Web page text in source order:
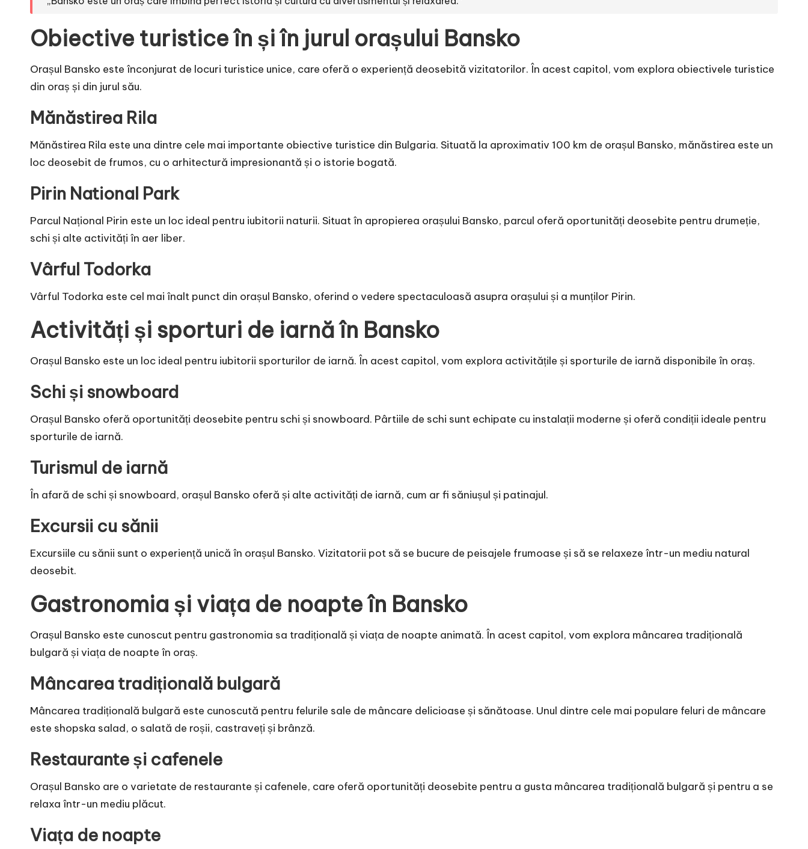
Obiective turistice în și în jurul orașului Bansko
Orașul Bansko este înconjurat de locuri turistice unice, care oferă o experiență deosebită vizitatorilor. În acest capitol, vom explora obiectivele turistice
din oraș și din jurul său.
Mănăstirea Rila
Mănăstirea Rila este una dintre cele mai importante obiective turistice din Bulgaria. Situată la aproximativ 100 km de orașul Bansko, mănăstirea este un
loc deosebit de frumos, cu o arhitectură impresionantă și o istorie bogată.
Pirin National Park
Parcul Național Pirin este un loc ideal pentru iubitorii naturii. Situat în apropierea orașului Bansko, parcul oferă oportunități deosebite pentru drumeție,
schi și alte activități în aer liber.
Vârful Todorka
Vârful Todorka este cel mai înalt punct din orașul Bansko, oferind o vedere spectaculoasă asupra orașului și a munților Pirin.
Activități și sporturi de iarnă în Bansko
Orașul Bansko este un loc ideal pentru iubitorii sporturilor de iarnă. În acest capitol, vom explora activitățile și sporturile de iarnă disponibile în oraș.
Schi și snowboard
Orașul Bansko oferă oportunități deosebite pentru schi și snowboard. Pârtiile de schi sunt echipate cu instalații moderne și oferă condiții ideale pentru
sporturile de iarnă.
Turismul de iarnă
În afară de schi și snowboard, orașul Bansko oferă și alte activități de iarnă, cum ar fi săniușul și patinajul.
Excursii cu sănii
Excursiile cu sănii sunt o experiență unică în orașul Bansko. Vizitatorii pot să se bucure de peisajele frumoase și să se relaxeze într-un mediu natural
deosebit.
Gastronomia și viața de noapte în Bansko
Orașul Bansko este cunoscut pentru gastronomia sa tradițională și viața de noapte animată. În acest capitol, vom explora mâncarea tradițională
bulgară și viața de noapte în oraș.
Mâncarea tradițională bulgară
Mâncarea tradițională bulgară este cunoscută pentru felurile sale de mâncare delicioase și sănătoase. Unul dintre cele mai populare feluri de mâncare
este shopska salad, o salată de roșii, castraveți și brânză.
Restaurante și cafenele
Orașul Bansko are o varietate de restaurante și cafenele, care oferă oportunități deosebite pentru a gusta mâncarea tradițională bulgară și pentru a se
relaxa într-un mediu plăcut.
Viața de noapte